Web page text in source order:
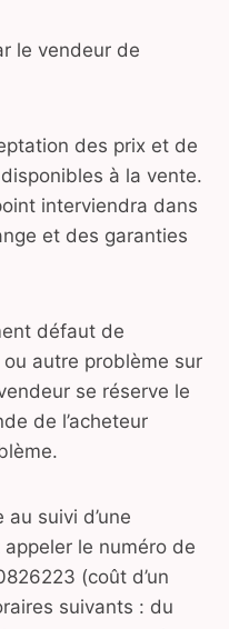
le vendeur de
des prix et de
à la vente.
interviendra dans
et des garanties
défaut de
autre problème sur
se réserve le
de l’acheteur
suivi d’une
appeler le numéro de
(coût d’un
suivants : du